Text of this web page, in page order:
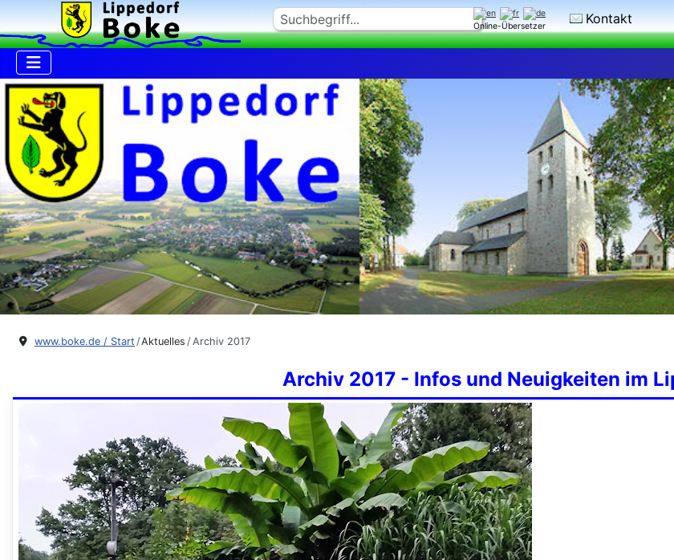
Suchen
Online-Übersetzer Kontakt
www.boke.de / Start Aktuelles Archiv 2017
Archiv 2017 - Infos und Neuigkeiten im